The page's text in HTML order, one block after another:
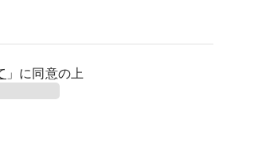
」 に同意の上